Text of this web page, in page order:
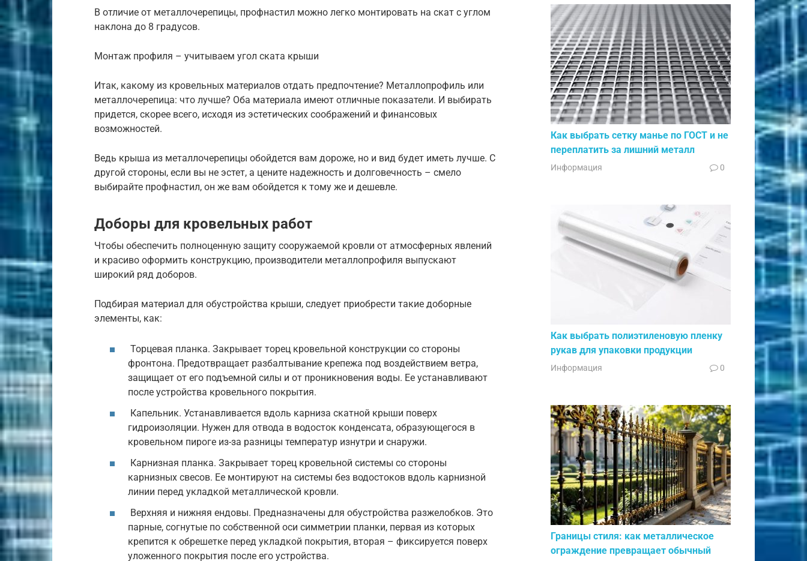
В отличие от металлочерепицы, профнастил можно легко монтировать на скат с углом
наклона до 8 градусов.
Монтаж профиля – учитываем угол ската крыши
Итак, какому из кровельных материалов отдать предпочтение? Металлопрофиль или
металлочерепица: что лучше? Оба материала имеют отличные показатели. И выбирать
придется, скорее всего, исходя из эстетических соображений и финансовых
возможностей.
Ведь крыша из металлочерепицы обойдется вам дороже, но и вид будет иметь лучше. С
другой стороны, если вы не эстет, а цените надежность и долговечность – смело
выбирайте профнастил, он же вам обойдется к тому же и дешевле.
Доборы для кровельных работ
Чтобы обеспечить полноценную защиту сооружаемой кровли от атмосферных явлений
и красиво оформить конструкцию, производители металлопрофиля выпускают
широкий ряд доборов.
Подбирая материал для обустройства крыши, следует приобрести такие доборные
элементы, как:
Торцевая планка. Закрывает торец кровельной конструкции со стороны
фронтона. Предотвращает разбалтывание крепежа под воздействием ветра,
защищает от его подъемной силы и от проникновения воды. Ее устанавливают
после устройства кровельного покрытия.
Капельник. Устанавливается вдоль карниза скатной крыши поверх
гидроизоляции. Нужен для отвода в водосток конденсата, образующегося в
кровельном пироге из-за разницы температур изнутри и снаружи.
Карнизная планка. Закрывает торец кровельной системы со стороны
карнизных свесов. Ее монтируют на системы без водостоков вдоль карнизной
линии перед укладкой металлической кровли.
Верхняя и нижняя ендовы. Предназначены для обустройства разжелобков. Это
парные, согнутые по собственной оси симметрии планки, первая из которых
крепится к обрешетке перед укладкой покрытия, вторая – фиксируется поверх
уложенного покрытия после его устройства.
Как выбрать сетку манье по ГОСТ и не
переплатить за лишний металл
Информация 0
Как выбрать полиэтиленовую пленку
рукав для упаковки продукции
Информация 0
Границы стиля: как металлическое
ограждение превращает обычный